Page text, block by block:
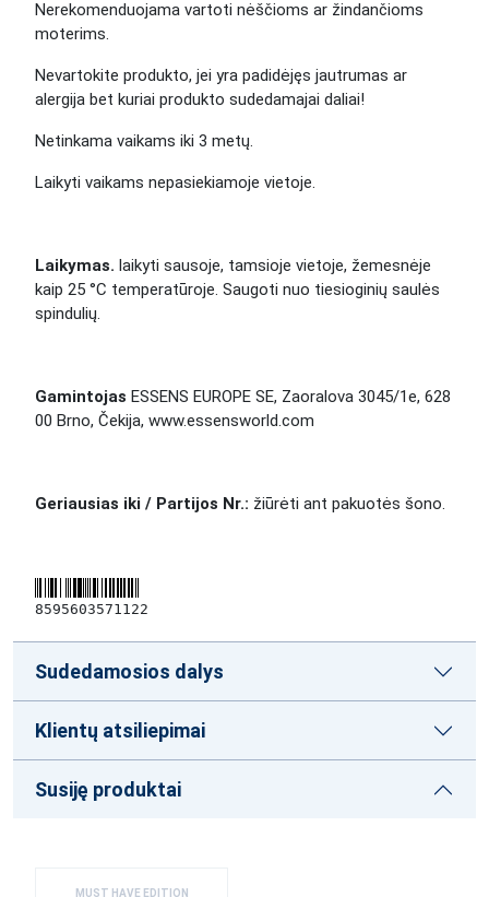
Nerekomenduojama vartoti nėščioms ar žindančioms
moterims.
Nevartokite produkto, jei yra padidėjęs jautrumas ar
alergija bet kuriai produkto sudedamajai daliai!
Netinkama vaikams iki 3 metų.
Laikyti vaikams nepasiekiamoje vietoje.
Laikymas. laikyti sausoje, tamsioje vietoje, žemesnėje
kaip 25 °C temperatūroje. Saugoti nuo tiesioginių saulės
spindulių.
Gamintojas ESSENS EUROPE SE, Zaoralova 3045/1e, 628
00 Brno, Čekija, www.essensworld.com
Geriausias iki / Partijos Nr.: žiūrėti ant pakuotės šono.
8595603571122
Sudedamosios dalys
Klientų atsiliepimai
Susiję produktai
MUST HAVE EDITION